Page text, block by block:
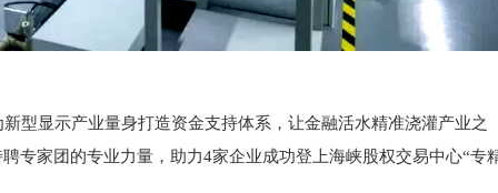
显示产业量身打造资金支持体系，让金融活水精准浇灌产业之
专家团的专业力量，助力4家企业成功登上海峡股权交易中心“专